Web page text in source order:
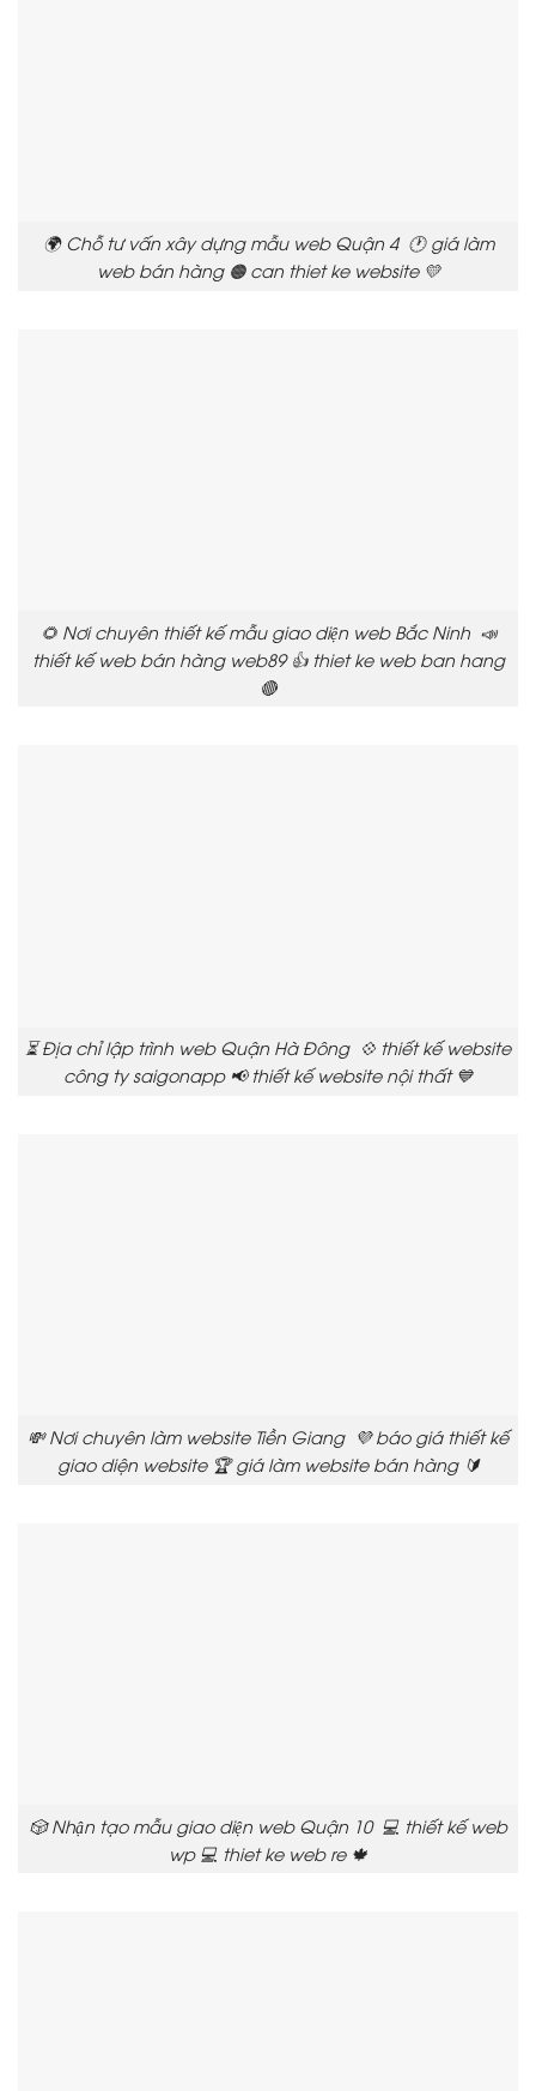
🌍 Chỗ tư vấn xây dựng mẫu web Quận 4 🕐 giá làm
web bán hàng 🟠 can thiet ke website 💛
🌻 Nơi chuyên thiết kế mẫu giao diện web Bắc Ninh 📣
thiết kế web bán hàng web89 👍 thiet ke web ban hang
🔴
⏳ Địa chỉ lập trình web Quận Hà Đông 💠 thiết kế website
công ty saigonapp 📢 thiết kế website nội thất 💙
💸 Nơi chuyên làm website Tiền Giang 💜 báo giá thiết kế
giao diện website 🏆 giá làm website bán hàng 🔰
🎲 Nhận tạo mẫu giao diện web Quận 10 💻 thiết kế web
wp 💻 thiet ke web re 🍁